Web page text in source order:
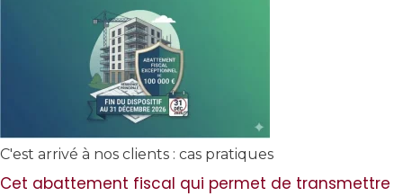
C'est arrivé à nos clients : cas pratiques
Cet abattement fiscal qui permet de transmettre